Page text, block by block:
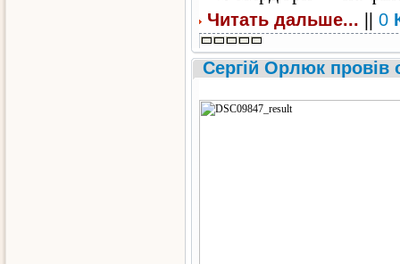
Читать дальше... || 0
Сергій Орлюк провів